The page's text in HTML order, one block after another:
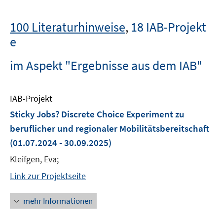
100 Literaturhinweise, 18 IAB-Projekt
e
im Aspekt "Ergebnisse aus dem IAB"
IAB-Projekt
Sticky Jobs? Discrete Choice Experiment zu
beruflicher und regionaler Mobilitätsbereitschaft
(01.07.2024 - 30.09.2025)
Kleifgen, Eva;
Link zur Projektseite
mehr Informationen